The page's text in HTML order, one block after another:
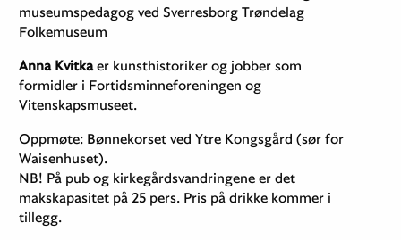
museumspedagog ved Sverresborg Trøndelag
Folkemuseum
Anna Kvitkaer kunsthistoriker og jobber som
formidler i Fortidsminneforeningen og
Vitenskapsmuseet.
Oppmøte: Bønnekorset ved Ytre Kongsgård (sør for
Waisenhuset).
NB! På pub og kirkegårdsvandringene er det
makskapasitet på 25 pers. Pris på drikke kommer i
tillegg.